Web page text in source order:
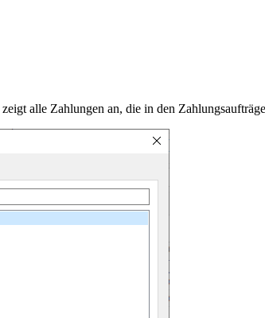
zeigt alle Zahlungen an, die in den